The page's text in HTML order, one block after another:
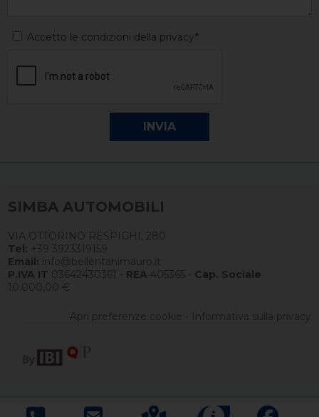
Accetto le condizioni della privacy*
SIMBA AUTOMOBILI
VIA OTTORINO RESPIGHI, 280
Tel: +39 3923319159
Email: info@bellentanimauro.it
P.IVA IT 03642430361 - REA 405365 - Cap. Sociale
10.000,00 €
Apri preferenze cookie - Informativa sulla privacy